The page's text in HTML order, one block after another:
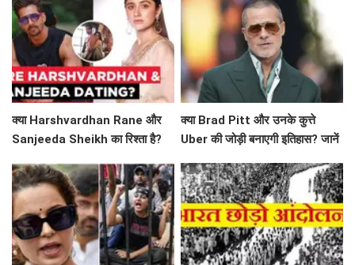
क्या Harshvardhan Rane और
Sanjeeda Sheikh का रिश्ता है?
क्या Brad Pitt और उनके कुत्ते
Uber की जोड़ी बनाएगी इतिहास? जानें